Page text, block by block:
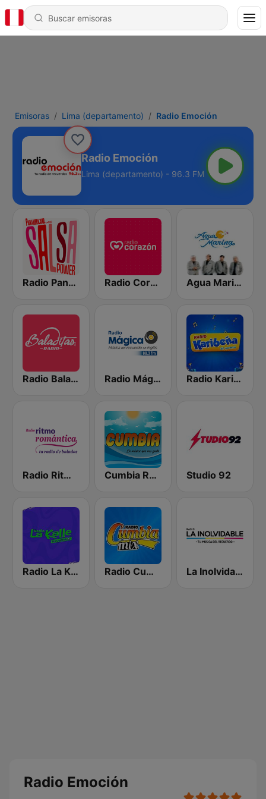
Emisoras Lima (departamento) Radio Emoción
Radio Emoción
Lima (departamento) - 96.3 FM
Radio Panamericana - Salsa Power Radio Corazón Agua Marina Radio
Radio Baladitas Radio Mágica 88.3 FM Radio Karibeña
Radio Ritmo Romántica Cumbia Radio Studio 92
Radio La Kalle Radio Cumbia Mix La Inolvidable
Radio Emoción